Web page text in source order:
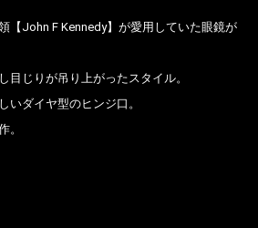
【John F Kennedy】が愛用していた眼鏡が
目じりが吊り上がったスタイル。
いダイヤ型のヒンジ口。
。